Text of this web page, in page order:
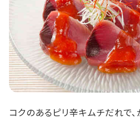
コクのあるピリ辛キムチだれで